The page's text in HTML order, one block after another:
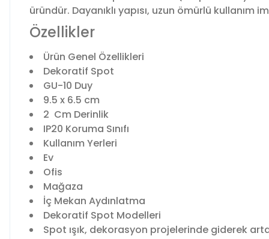
üründür. Dayanıklı yapısı, uzun ömürlü kullanım
Özellikler
Ürün Genel Özellikleri
Dekoratif Spot
GU-10 Duy
9.5 x 6.5 cm
2 Cm Derinlik
IP20 Koruma Sınıfı
Kullanım Yerleri
Ev
Ofis
Mağaza
İç Mekan Aydınlatma
Dekoratif Spot Modelleri
Spot ışık, dekorasyon projelerinde giderek